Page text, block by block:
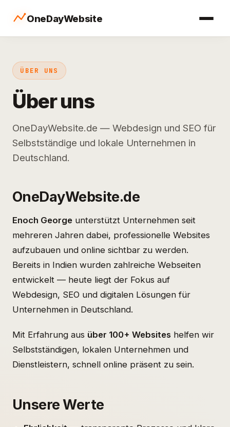
OneDayWebsite
ÜBER UNS
Über uns
OneDayWebsite.de — Webdesign und SEO für
Selbstständige und lokale Unternehmen in
Deutschland.
OneDayWebsite.de
Enoch George unterstützt Unternehmen seit
mehreren Jahren dabei, professionelle Websites
aufzubauen und online sichtbar zu werden.
Bereits in Indien wurden zahlreiche Webseiten
entwickelt — heute liegt der Fokus auf
Webdesign, SEO und digitalen Lösungen für
Unternehmen in Deutschland.
Mit Erfahrung aus über 100+ Websites helfen wir
Selbstständigen, lokalen Unternehmen und
Dienstleistern, schnell online präsent zu sein.
Unsere Werte